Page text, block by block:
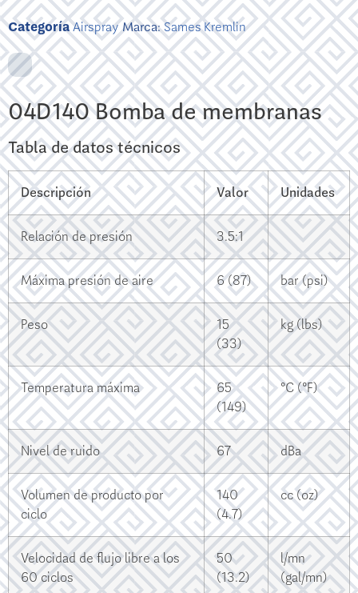
CategoríaAirspray Marca:Sames Kremlin
04D140 Bomba de membranas
Tabla de datos técnicos
Descripción Valor Unidades
Relación de presión 3.5:1
Máxima presión de aire 6 (87) bar (psi)
Peso
15
(33)
kg (lbs)
Temperatura máxima
65
(149)
°C (°F)
Nivel de ruido 67 dBa
Volumen de producto por
ciclo
140
(4.7)
cc (oz)
Velocidad de flujo libre a los
60 ciclos
50
(13.2)
l/mn
(gal/mn)